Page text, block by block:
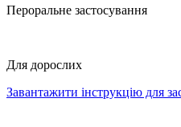
Пероральне застосування
Для дорослих
Завантажити інструкцію для